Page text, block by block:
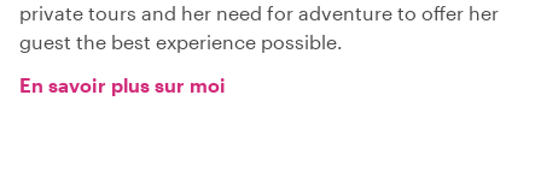
private tours and her need for adventure to offer her
guest the best experience possible.
En savoir plus sur moi